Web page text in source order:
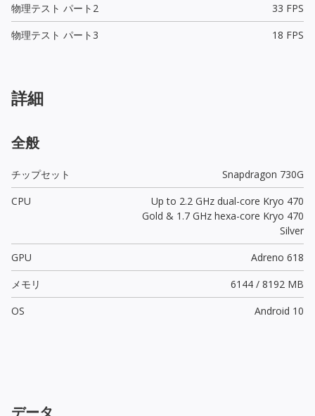
物理テスト パート2
33 FPS
物理テスト パート3
18 FPS
詳細
全般
チップセット
Snapdragon 730G
CPU
Up to 2.2 GHz dual-core Kryo 470
Gold & 1.7 GHz hexa-core Kryo 470
Silver
GPU
Adreno 618
メモリ
6144 / 8192 MB
OS
Android 10
データ